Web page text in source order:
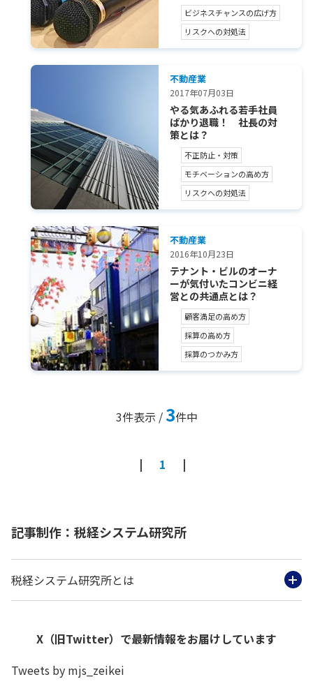
ビジネスチャンスの広げ方
リスクへの対処法
不動産業
2017年07月03日
やる気あふれる若手社員
ばかり退職！ 社長の対
策とは？
不正防止・対策
モチベーションの高め方
リスクへの対処法
不動産業
2016年10月23日
テナント・ビルのオーナ
ーが気付いたコンビニ経
営との共通点とは？
顧客満足の高め方
採算の高め方
採算のつかみ方
3件表示 / 3件中
1
記事制作：税経システム研究所
税経システム研究所とは
X（旧Twitter）で最新情報をお届けしています
Tweets by mjs_zeikei